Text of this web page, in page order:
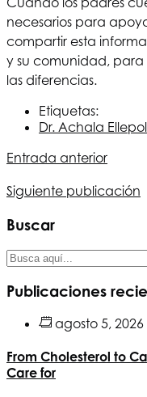
necesarios para
compartir esta
y su comunidad,
las diferencias.
Etiquetas:
Dr. Achala
Entrada anterior
Siguiente publicación
Buscar
Publicaciones
agosto 5, 2026
From Cholesterol to
Care for